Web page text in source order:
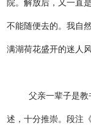
院。解放后，又一直
不能随便去的。我自
满湖荷花盛开的迷人风
父亲一辈子是
述，十分推崇。段注